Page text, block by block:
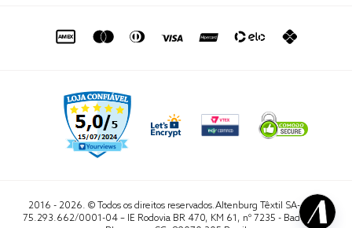
sac@altenburg.com.br
2016 - 2026. © Todos os direitos reservados.Altenburg Têxtil SA- CNPJ
75.293.662/0001-04 – IE Rodovia BR 470, KM 61, nº 7235 - Badenfurt,